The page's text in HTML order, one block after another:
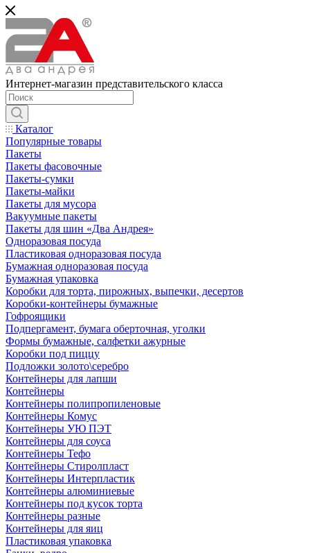
Интернет-магазин представительского класса
Каталог
Популярные товары
Пакеты
Пакеты фасовочные
Пакеты-сумки
Пакеты-майки
Пакеты для мусора
Вакуумные пакеты
Пакеты для шин «Два Андрея»
Одноразовая посуда
Пластиковая одноразовая посуда
Бумажная одноразовая посуда
Бумажная упаковка
Коробки для торта, пирожных, выпечки, десертов
Коробки-контейнеры бумажные
Гофроящики
Подпергамент, бумага оберточная, уголки
Формы бумажные, салфетки ажурные
Коробки под пиццу
Подложки золото\серебро
Контейнеры для лапши
Контейнеры
Контейнеры полипропиленовые
Контейнеры Комус
Контейнеры УЮ ПЭТ
Контейнеры для соуса
Контейнеры Тефо
Контейнеры Стиролпласт
Контейнеры Интерпластик
Контейнеры алюминиевые
Контейнеры под кусок торта
Контейнеры разные
Контейнеры для яиц
Пластиковая упаковка